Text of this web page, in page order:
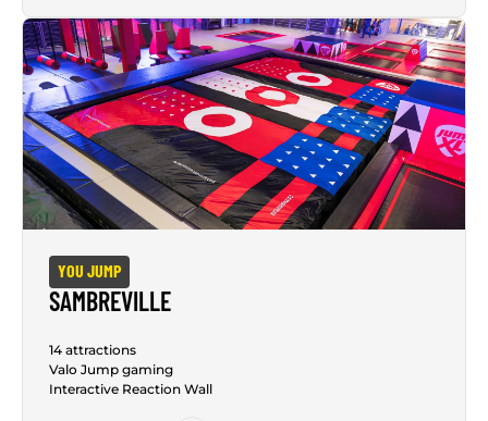
YOU JUMP
SAMBREVILLE
14 attractions
Valo Jump gaming
Interactive Reaction Wall